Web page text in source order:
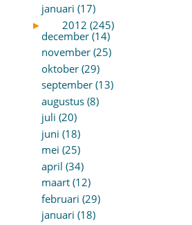
januari (17)
►
2012 (245)
december (14)
november (25)
oktober (29)
september (13)
augustus (8)
juli (20)
juni (18)
mei (25)
april (34)
maart (12)
februari (29)
januari (18)